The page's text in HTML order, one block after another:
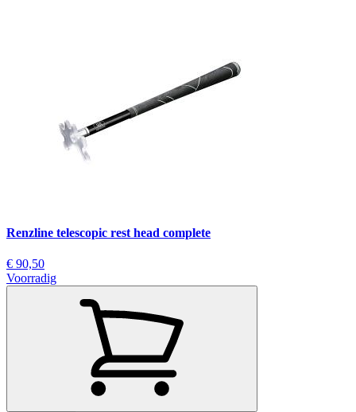
Renzline telescopic rest head complete
€ 90,50
Voorradig